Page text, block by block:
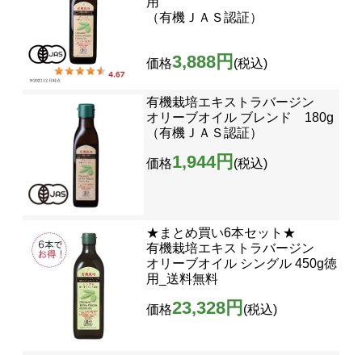
（有機ＪＡＳ認証）
価格3,888円 (税込)
有機栽培エキストラバージン
オリーブオイル ブレンド 180g
（有機ＪＡＳ認証）
価格1,944円 (税込)
★まとめ買い6本セット★
有機栽培エキストラバージン
オリーブオイル シングル 450g徳
用_送料無料
価格23,328円 (税込)